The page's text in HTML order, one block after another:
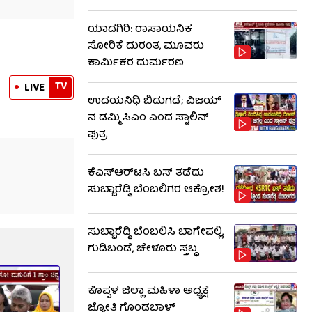
LIVE TV
ಯಾದಗಿರಿ: ರಾಸಾಯನಿಕ
ಸೋರಿಕೆ ದುರಂತ, ಮೂವರು
ಕಾರ್ಮಿಕರ ದುರ್ಮರಣ
ಉದಯನಿಧಿ ಬಿಡುಗಡೆ; ವಿಜಯ್​​
ನ ಡಮ್ಮಿ ಸಿಎಂ ಎಂದ ಸ್ಟಾಲಿನ್
ಪುತ್ರ
ಕೆಎಸ್​ಆರ್​ಟಿಸಿ ಬಸ್​ ತಡೆದು
ಸುಬ್ಬಾರೆಡ್ಡಿ ಬೆಂಬಲಿಗರ ಆಕ್ರೋಶ!
ಸುಬ್ಬಾರೆಡ್ಡಿ ಬೆಂಬಲಿಸಿ ಬಾಗೇಪಲ್ಲಿ,
ಗುಡಿಬಂಡೆ, ಚೇಳೂರು ಸ್ತಬ್ಧ
ಕೊಪ್ಪಳ ಜಿಲ್ಲಾ ಮಹಿಳಾ ಅಧ್ಯಕ್ಷೆ